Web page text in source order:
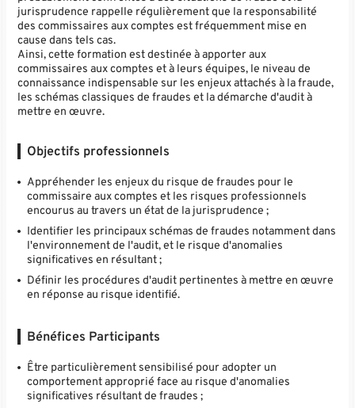
jurisprudence rappelle régulièrement que la responsabilité
des commissaires aux comptes est fréquemment mise en
cause dans tels cas.
Ainsi, cette formation est destinée à apporter aux
commissaires aux comptes et à leurs équipes, le niveau de
connaissance indispensable sur les enjeux attachés à la fraude,
les schémas classiques de fraudes et la démarche d'audit à
mettre en œuvre.
Objectifs professionnels
Appréhender les enjeux du risque de fraudes pour le
commissaire aux comptes et les risques professionnels
encourus au travers un état de la jurisprudence ;
Identifier les principaux schémas de fraudes notamment dans
l'environnement de l'audit, et le risque d'anomalies
significatives en résultant ;
Définir les procédures d'audit pertinentes à mettre en œuvre
en réponse au risque identifié.
Bénéfices Participants
Être particulièrement sensibilisé pour adopter un
comportement approprié face au risque d'anomalies
significatives résultant de fraudes ;